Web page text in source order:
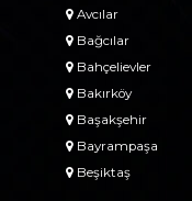
Avcılar
Bağcılar
Bahçelievler
Bakırköy
Başakşehir
Bayrampaşa
Beşiktaş